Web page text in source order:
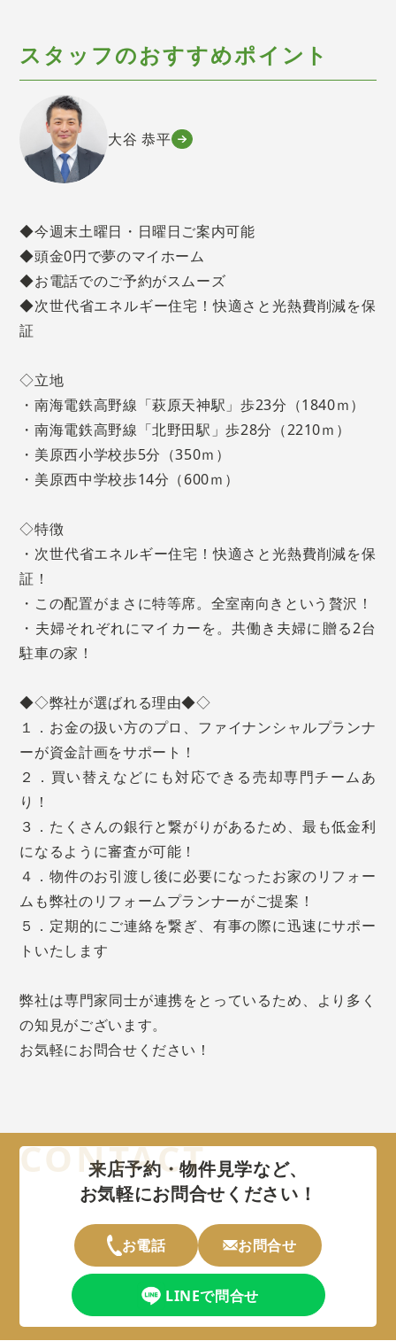
スタッフのおすすめポイント
大谷 恭平
◆今週末土曜日・日曜日ご案内可能
◆頭金0円で夢のマイホーム
◆お電話でのご予約がスムーズ
◆次世代省エネルギー住宅！快適さと光熱費削減を保
証
◇立地
・南海電鉄高野線「萩原天神駅」歩23分（1840ｍ）
・南海電鉄高野線「北野田駅」歩28分（2210ｍ）
・美原西小学校歩5分（350ｍ）
・美原西中学校歩14分（600ｍ）
◇特徴
・次世代省エネルギー住宅！快適さと光熱費削減を保
証！
・この配置がまさに特等席。全室南向きという贅沢！
・夫婦それぞれにマイカーを。共働き夫婦に贈る2台
駐車の家！
◆◇弊社が選ばれる理由◆◇
１．お金の扱い方のプロ、ファイナンシャルプランナ
ーが資金計画をサポート！
２．買い替えなどにも対応できる売却専門チームあ
り！
３．たくさんの銀行と繋がりがあるため、最も低金利
になるように審査が可能！
４．物件のお引渡し後に必要になったお家のリフォー
ムも弊社のリフォームプランナーがご提案！
５．定期的にご連絡を繋ぎ、有事の際に迅速にサポー
トいたします
弊社は専門家同士が連携をとっているため、より多く
の知見がございます。
お気軽にお問合せください！
来店予約・物件見学など、
お気軽にお問合せください！
お電話 お問合せ
LINEで問合せ